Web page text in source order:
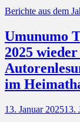
Kategorien
Berichte aus dem
Umunumo
2025
im
Posted
13. Januar 202513.